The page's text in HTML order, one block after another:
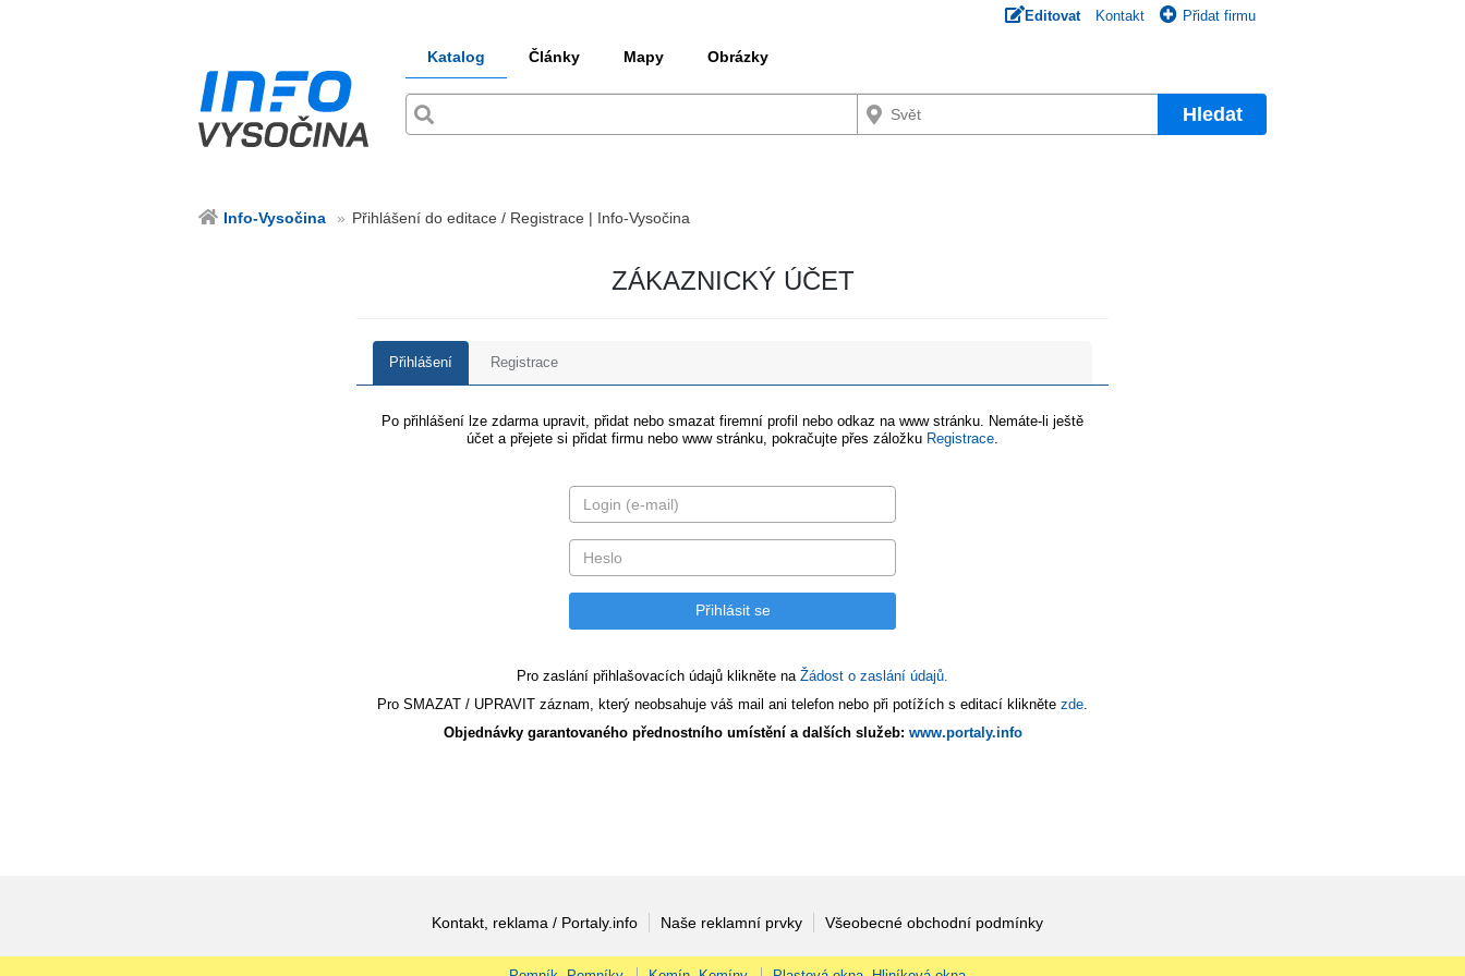
Editovat Kontakt Přidat firmu
Katalog Články Mapy Obrázky
Hledat
Info-Vysočina Přihlášení do editace / Registrace | Info-Vysočina
ZÁKAZNICKÝ ÚČET
Přihlášení Registrace
Po přihlášení lze zdarma upravit, přidat nebo smazat firemní profil nebo odkaz na www stránku. Nemáte-li ještě
účet a přejete si přidat firmu nebo www stránku, pokračujte přes záložku Registrace
Pro zaslání přihlašovacích údajů klikněte na Žádost o zaslání údajů.
Pro SMAZAT / UPRAVIT záznam, který neobsahuje váš mail ani telefon nebo při potížích s editací klikněte zde
Objednávky garantovaného přednostního umístění a dalších služeb: www.portaly.info
Kontakt, reklama / Portaly.info Naše reklamní prvky Všeobecné obchodní podmínky